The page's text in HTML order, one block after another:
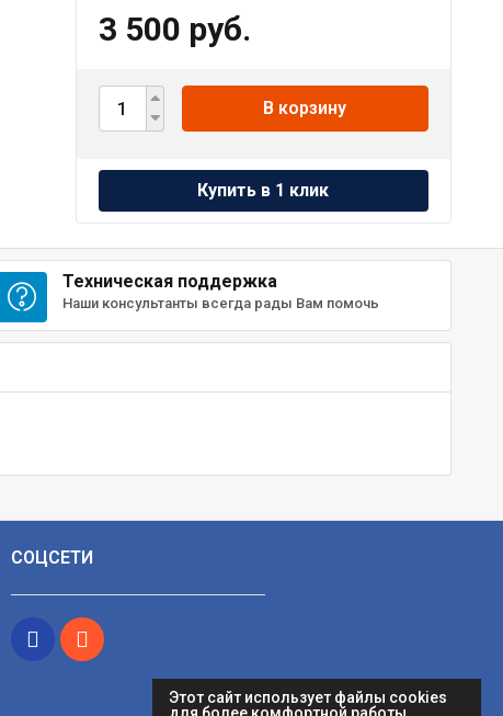
Этот сайт использует файлы cookies
3 500 руб.
В корзину
Техническая поддержка
Наши консультанты всегда рады Вам помочь
СОЦСЕТИ